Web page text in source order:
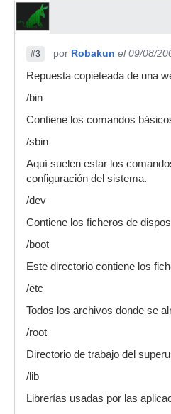
#3 por Robakun el 09/08/
Repuesta copieteada de una
/bin
Contiene los comandos
/sbin
Aquí suelen estar los
configuración del sistema.
/dev
Contiene los ficheros de
/boot
Este directorio contiene los
/etc
Todos los archivos donde se
/root
Directorio de trabajo del
/lib
Librerías usadas por las